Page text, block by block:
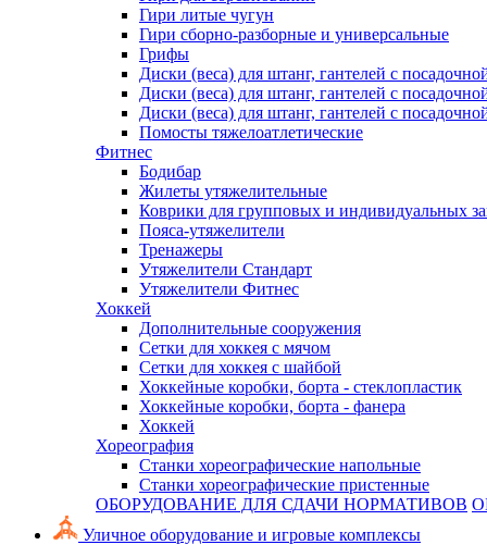
Гири литые чугун
Гири сборно-разборные и универсальные
Грифы
Диски (веса) для штанг, гантелей с
Диски (веса) для штанг, гантелей с
Диски (веса) для штанг, гантелей с
Помосты тяжелоатлетические
Фитнес
Бодибар
Жилеты утяжелительные
Коврики для групповых и индивидуальных
Пояса-утяжелители
Тренажеры
Утяжелители Стандарт
Утяжелители Фитнес
Хоккей
Дополнительные сооружения
Сетки для хоккея с мячом
Сетки для хоккея с шайбой
Хоккейные коробки, борта - стеклопластик
Хоккейные коробки, борта - фанера
Хоккей
Хореография
Станки хореографические напольные
Станки хореографические пристенные
ОБОРУДОВАНИЕ ДЛЯ СДАЧИ НОРМАТИВОВ
Уличное оборудование и игровые комплексы